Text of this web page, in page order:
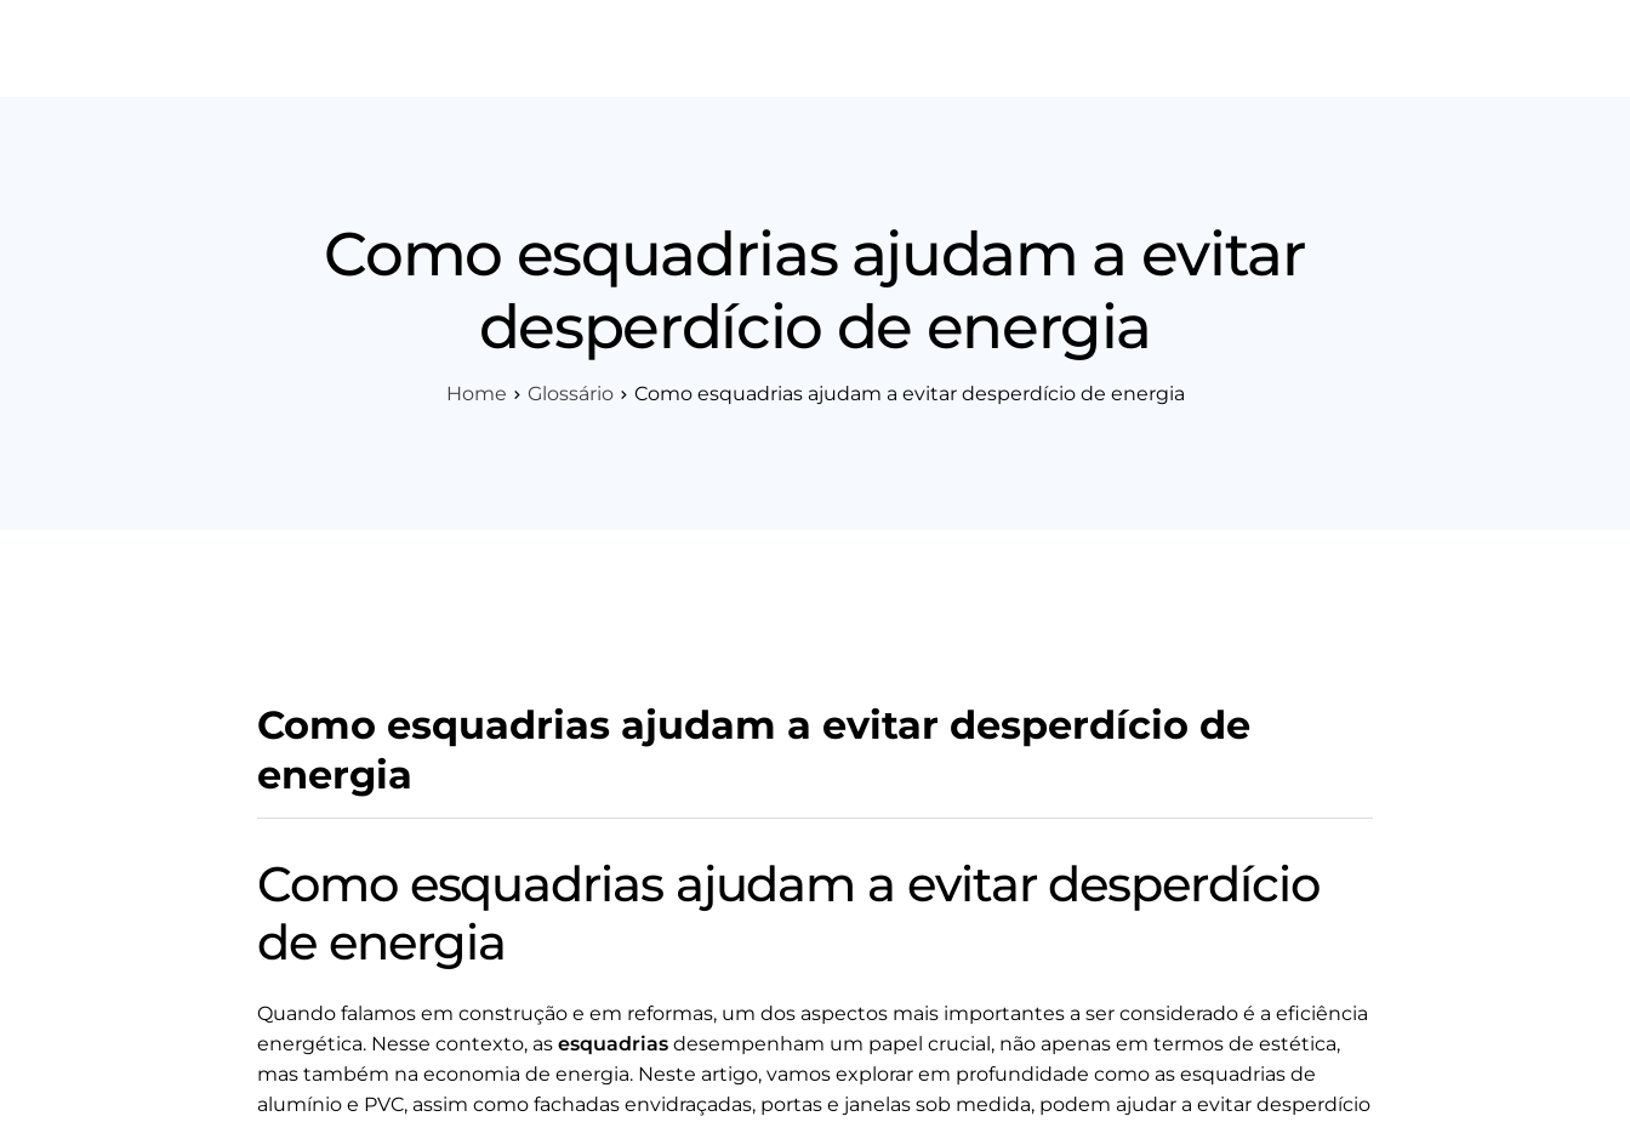
Como esquadrias ajudam a evitar
desperdício de energia
Home Glossário Como esquadrias ajudam a evitar desperdício de energia
Como esquadrias ajudam a evitar desperdício de
energia
Como esquadrias ajudam a evitar desperdício
de energia
Quando falamos em construção e em reformas, um dos aspectos mais importantes a ser considerado é a eficiência
energética. Nesse contexto, as esquadrias desempenham um papel crucial, não apenas em termos de estética,
mas também na economia de energia. Neste artigo, vamos explorar em profundidade como as esquadrias de
alumínio e PVC, assim como fachadas envidraçadas, portas e janelas sob medida, podem ajudar a evitar desperdício